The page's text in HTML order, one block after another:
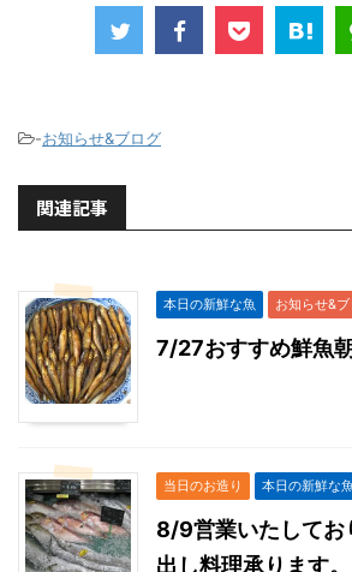
-お知らせ&ブログ
関連記事
本日の新鮮な魚 お知らせ&
7/27おすすめ鮮魚
当日のお造り 本日の新鮮な魚
8/9営業いたしてお
出し料理承ります。